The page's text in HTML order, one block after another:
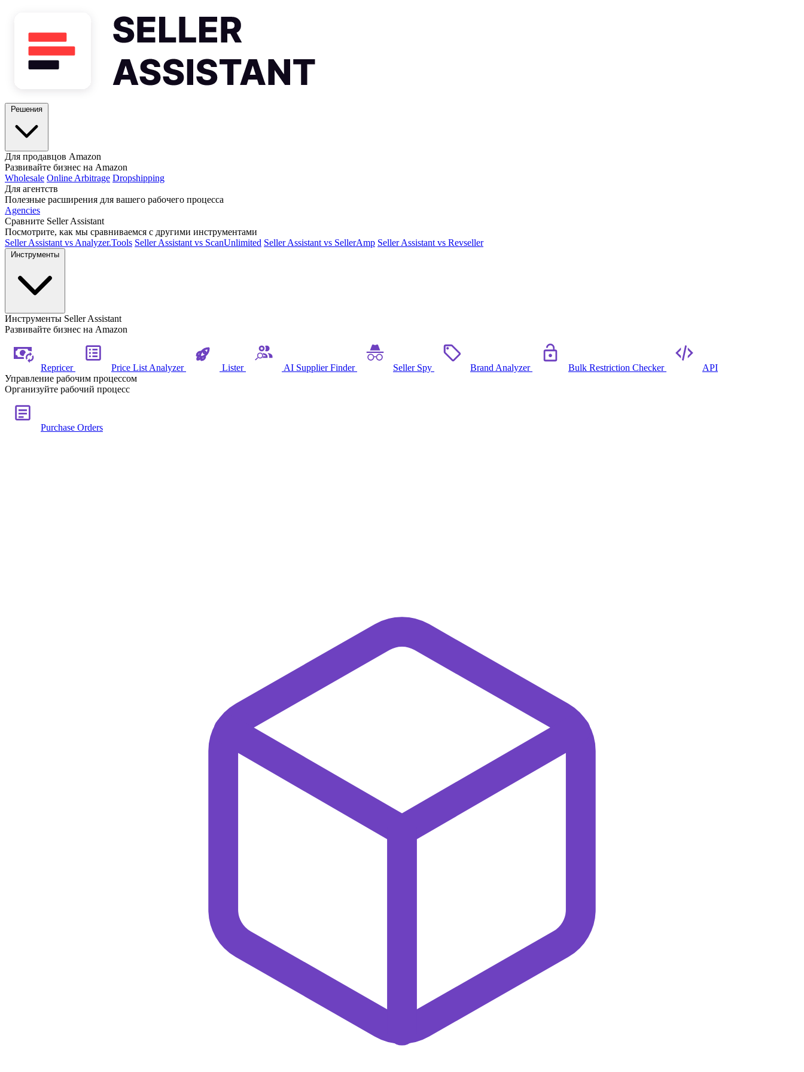
Для продавцов Amazon
Развивайте бизнес на Amazon
Wholesale Online Arbitrage Dropshipping
Для агентств
Полезные расширения для вашего рабочего процесса
Agencies
Сравните Seller Assistant
Посмотрите, как мы сравниваемся с другими инструментами
Seller Assistant vs Analyzer.Tools Seller Assistant vs ScanUnlimited Seller Assistant vs SellerAmp Seller Assistant vs Revseller
Инструменты Seller Assistant
Развивайте бизнес на Amazon
Repricer Price List Analyzer Lister AI Supplier Finder Seller Spy Brand Analyzer Bulk Restriction Checker
API
Управление рабочим процессом
Организуйте рабочий процесс
Purchase Orders